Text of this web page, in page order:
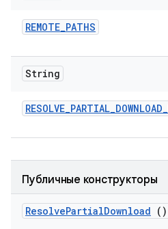
REMOTE_PATHS
String
RESOLVE_PARTIAL_DOWNLOAD_
Публичные конструкторы
ResolvePartialDownload ()